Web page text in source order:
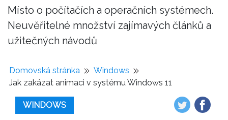
Místo o počítačích a operačních systémech.
Neuvěřitelné množství zajímavých článků a
užitečných návodů
Domovská stránka
Windows
Jak zakázat animaci v systému Windows 11
WINDOWS